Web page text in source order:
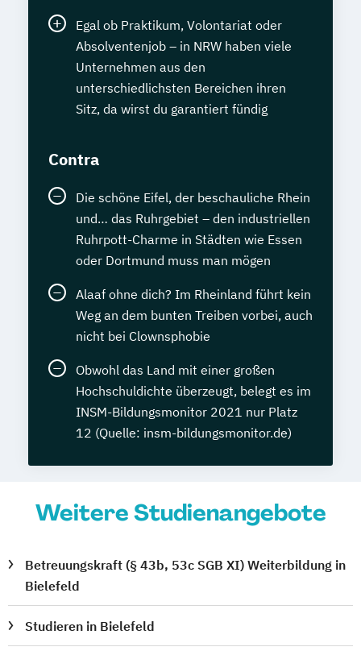
Egal ob Praktikum, Volontariat oder
Absolventenjob – in NRW haben viele
Unternehmen aus den
unterschiedlichsten Bereichen ihren
Sitz, da wirst du garantiert fündig
Contra
Die schöne Eifel, der beschauliche Rhein
und… das Ruhrgebiet – den industriellen
Ruhrpott-Charme in Städten wie Essen
oder Dortmund muss man mögen
Alaaf ohne dich? Im Rheinland führt kein
Weg an dem bunten Treiben vorbei, auch
nicht bei Clownsphobie
Obwohl das Land mit einer großen
Hochschuldichte überzeugt, belegt es im
INSM-Bildungsmonitor 2021 nur Platz
12 (Quelle: insm-bildungsmonitor.de)
Weitere Studienangebote
Betreuungskraft (§ 43b, 53c SGB XI) Weiterbildung in
Bielefeld
Studieren in Bielefeld